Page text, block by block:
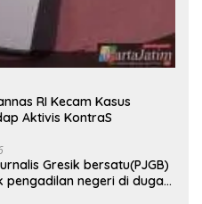
RI Kecam Kasus
Aktivis KontraS
Gresik bersatu(PJGB)
pengadilan negeri di duga